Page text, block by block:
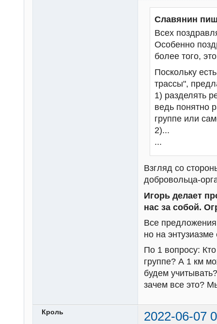
Славянин
Всех
Особенно
более того,
Поскольку
трассы",
1) разделять
ведь понятно
группе или
2)...
...
Взгляд со
добровольца-
Игорь делает
нас за собой.
Все
но на
По 1 вопросу:
группе? А 1 км
будем
зачем все это?
Кроль 2022-06-07